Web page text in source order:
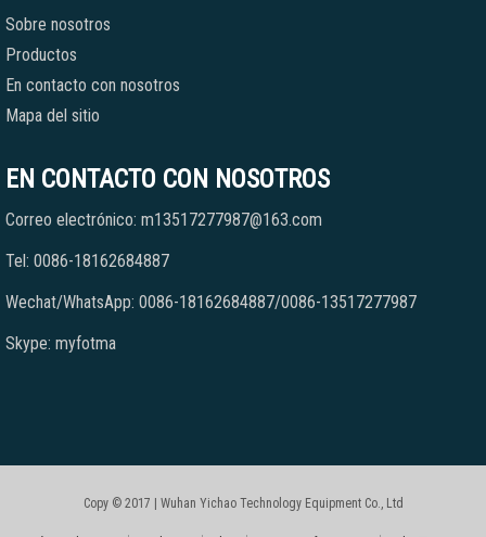
Sobre nosotros
Productos
En contacto con nosotros
Mapa del sitio
EN CONTACTO CON NOSOTROS
Correo electrónico: m13517277987@163.com
Tel: 0086-18162684887
Wechat/WhatsApp: 0086-18162684887/0086-13517277987
Skype: myfotma
Copy © 2017 | Wuhan Yichao Technology Equipment Co., Ltd